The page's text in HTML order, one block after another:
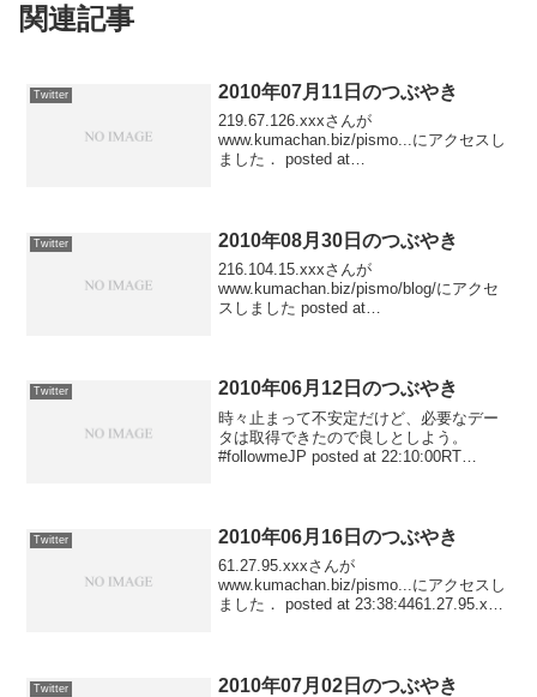
関連記事
Twitter 2010年07月11日のつぶやき
219.67.126.xxxさんが
www.kumachan.biz/pismo...にアクセスし
ました． posted at
Twitter 2010年08月30日のつぶやき
216.104.15.xxxさんが
www.kumachan.biz/pismo/blog/にアクセ
スしました posted at
Twitter 2010年06月12日のつぶやき
時々止まって不安定だけど、必要なデー
タは取得できたので良しとしよう。
#followmeJP posted at 22:10:00RT
Twitter 2010年06月16日のつぶやき
61.27.95.xxxさんが
www.kumachan.biz/pismo...にアクセスし
ました． posted at 23:38:4461.27.95.xxx
Twitter 2010年07月02日のつぶやき